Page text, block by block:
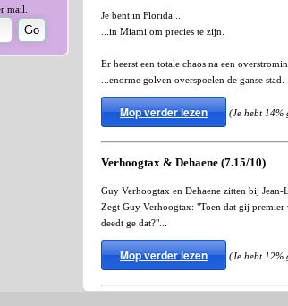
mail.
Je bent in Florida...
...in Miami om precies te zijn.
Er heerst een totale chaos na een
...enorme golven overspoelen de ganse stad.
Mop verder lezen (Je hebt 14%
Verhoogtax & Dehaene (7.15/10)
Guy Verhoogtax en Dehaene zitten bij Jean-
Zegt Guy Verhoogtax: "Toen dat gij premier
deedt ge dat?"...
Mop verder lezen (Je hebt 12%